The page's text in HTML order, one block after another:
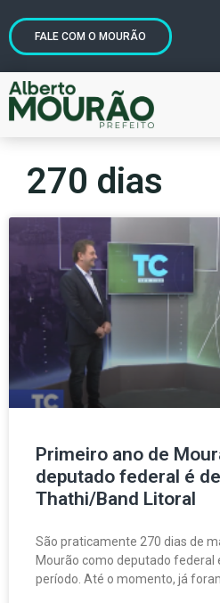
FALE COM O MOURÃO
270 dias
Primeiro ano de
deputado federal é
Thathi/Band Litoral
São praticamente 270 dias de
Mourão como deputado
período. Até o momento, já